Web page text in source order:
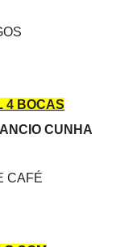
4 BOCAS
CUNHA
CAFÉ